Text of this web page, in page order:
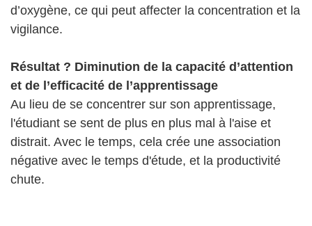
d’oxygène, ce qui peut affecter la concentration et la
vigilance.
Résultat ? Diminution de la capacité d’attention
et de l’efficacité de l’apprentissage
Au lieu de se concentrer sur son apprentissage,
l'étudiant se sent de plus en plus mal à l'aise et
distrait. Avec le temps, cela crée une association
négative avec le temps d'étude, et la productivité
chute.